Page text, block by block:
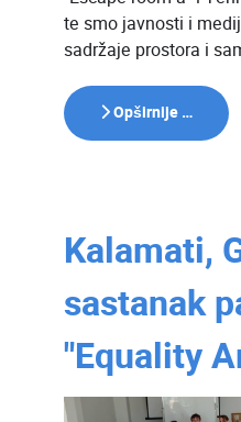
te smo javnosti i
sadržaje prostora i
Opširnije …
Kalamati,
sastanak
"Equality